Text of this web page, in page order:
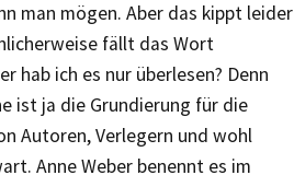
man mögen. Aber das kippt leider
fällt das Wort
hab ich es nur überlesen? Denn
ist ja die Grundierung für die
Autoren, Verlegern und wohl
Anne Weber benennt es im